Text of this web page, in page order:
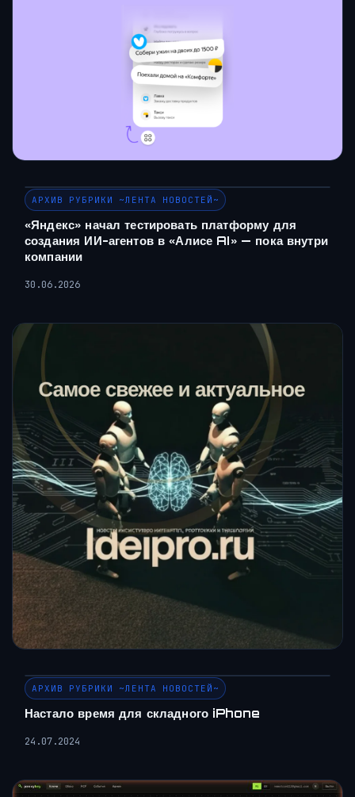
АРХИВ РУБРИКИ ~ЛЕНТА НОВОСТЕЙ~
«Яндекс» начал тестировать платформу для
создания ИИ-агентов в «Алисе AI» — пока внутри
компании
30.06.2026
АРХИВ РУБРИКИ ~ЛЕНТА НОВОСТЕЙ~
Настало время для складного iPhone
24.07.2024